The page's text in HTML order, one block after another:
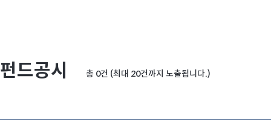
펀드공시 총 0건 (최대 20건까지 노출됩니다.)